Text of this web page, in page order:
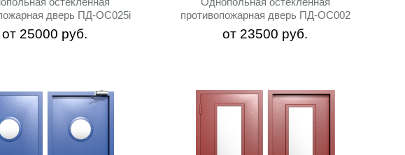
дверь ПД-ОС025i
от 25000 руб.
противопожарная дверь ПД-ОС002
от 23500 руб.